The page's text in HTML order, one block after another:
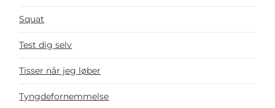
Squat
Test dig selv
Tisser når jeg løber
Tyngdefornemmelse